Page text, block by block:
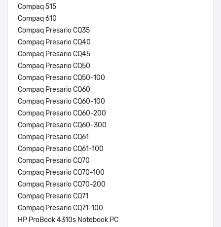
Compaq 515
Compaq 610
Compaq Presario CQ35
Compaq Presario CQ40
Compaq Presario CQ45
Compaq Presario CQ50
Compaq Presario CQ50-100
Compaq Presario CQ60
Compaq Presario CQ60-100
Compaq Presario CQ60-200
Compaq Presario CQ60-300
Compaq Presario CQ61
Compaq Presario CQ61-100
Compaq Presario CQ70
Compaq Presario CQ70-100
Compaq Presario CQ70-200
Compaq Presario CQ71
Compaq Presario CQ71-100
HP ProBook 4310s Notebook PC